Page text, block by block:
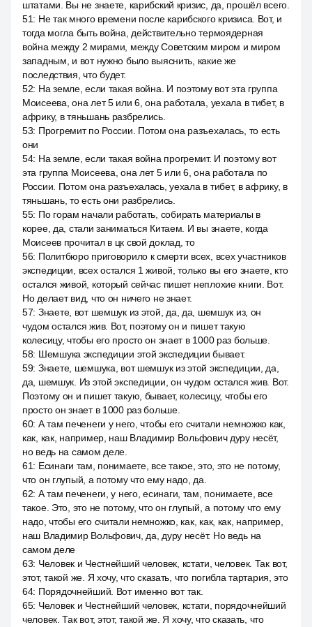
штатами. Вы не знаете, карибский кризис, да, прошёл всего.
51: Не так много времени после карибского кризиса. Вот, и
тогда могла быть война, действительно термоядерная
война между 2 мирами, между Советским миром и миром
западным, и вот нужно было выяснить, какие же
последствия, что будет.
52: На земле, если такая война. И поэтому вот эта группа
Моисеева, она лет 5 или 6, она работала, уехала в тибет, в
африку, в тяньшань разбрелись.
53: Прогремит по России. Потом она разъехалась, то есть
они
54: На земле, если такая война прогремит. И поэтому вот
эта группа Моисеева, она лет 5 или 6, она работала по
России. Потом она разъехалась, уехала в тибет, в африку, в
тяньшань, то есть они разбрелись.
55: По горам начали работать, собирать материалы в
корее, да, стали заниматься Китаем. И вы знаете, когда
Моисеев прочитал в цк свой доклад, то
56: Политбюро приговорило к смерти всех, всех участников
экспедиции, всех остался 1 живой, только вы его знаете, кто
остался живой, который сейчас пишет неплохие книги. Вот.
Но делает вид, что он ничего не знает.
57: Знаете, вот шемшук из этой, да, да, шемшук из, он
чудом остался жив. Вот, поэтому он и пишет такую
колесицу, чтобы его просто он знает в 1000 раз больше.
58: Шемшука экспедиции этой экспедиции бывает.
59: Знаете, шемшука, вот шемшук из этой экспедиции, да,
да, шемшук. Из этой экспедиции, он чудом остался жив. Вот.
Поэтому он и пишет такую, бывает, колесицу, чтобы его
просто он знает в 1000 раз больше.
60: А там печенеги у него, чтобы его считали немножко как,
как, как, например, наш Владимир Вольфович дуру несёт,
но ведь на самом деле.
61: Есинаги там, понимаете, все такое, это, это не потому,
что он глупый, а потому что ему надо, да.
62: А там печенеги, у него, есинаги, там, понимаете, все
такое. Это, это не потому, что он глупый, а потому что ему
надо, чтобы его считали немножко, как, как, как, например,
наш Владимир Вольфович, да, дуру несёт. Но ведь на
самом деле
63: Человек и Честнейший человек, кстати, человек. Так вот,
этот, такой же. Я хочу, что сказать, что погибла тартария, это
64: Порядочнейший. Вот именно вот так.
65: Человек и Честнейший человек, кстати, порядочнейший
человек. Так вот, этот, такой же. Я хочу, что сказать, что